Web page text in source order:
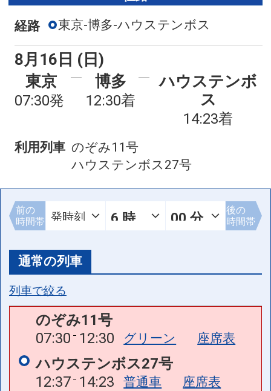
経路 東京-博多-ハウステンボス
8月16日 (日)
東京
07:30発
博多
12:30着
ハウステンボ
ス
14:23着
利用列車 のぞみ11号
ハウステンボス27号
前の
時間帯
後の
時間帯
通常の列車
列車で絞る
のぞみ11号
07:30 12:30 グリーン 座席表
ハウステンボス27号
12:37 14:23 普通車
座席表